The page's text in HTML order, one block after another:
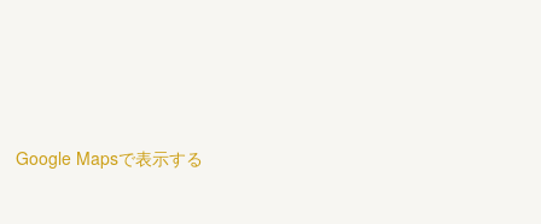
Google Mapsで表示する